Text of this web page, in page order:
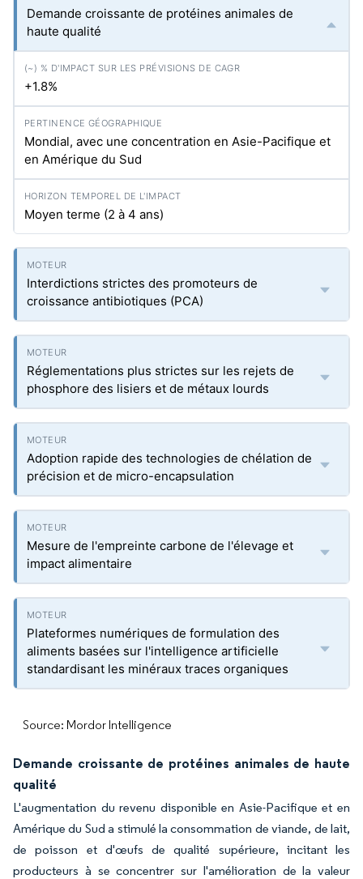
Demande croissante de protéines animales de
haute qualité
+1.8%
Mondial, avec une concentration en Asie-Pacifique et
en Amérique du Sud
Moyen terme (2 à 4 ans)
Interdictions strictes des promoteurs de
croissance antibiotiques (PCA)
Réglementations plus strictes sur les rejets de
phosphore des lisiers et de métaux lourds
Adoption rapide des technologies de chélation de
précision et de micro-encapsulation
Mesure de l'empreinte carbone de l'élevage et
impact alimentaire
Plateformes numériques de formulation des
aliments basées sur l'intelligence artificielle
standardisant les minéraux traces organiques
Source: Mordor Intelligence
Demande croissante de protéines animales de haute
qualité
L'augmentation du revenu disponible en Asie-Pacifique et en
Amérique du Sud a stimulé la consommation de viande, de lait,
de poisson et d'œufs de qualité supérieure, incitant les
producteurs à se concentrer sur l'amélioration de la valeur